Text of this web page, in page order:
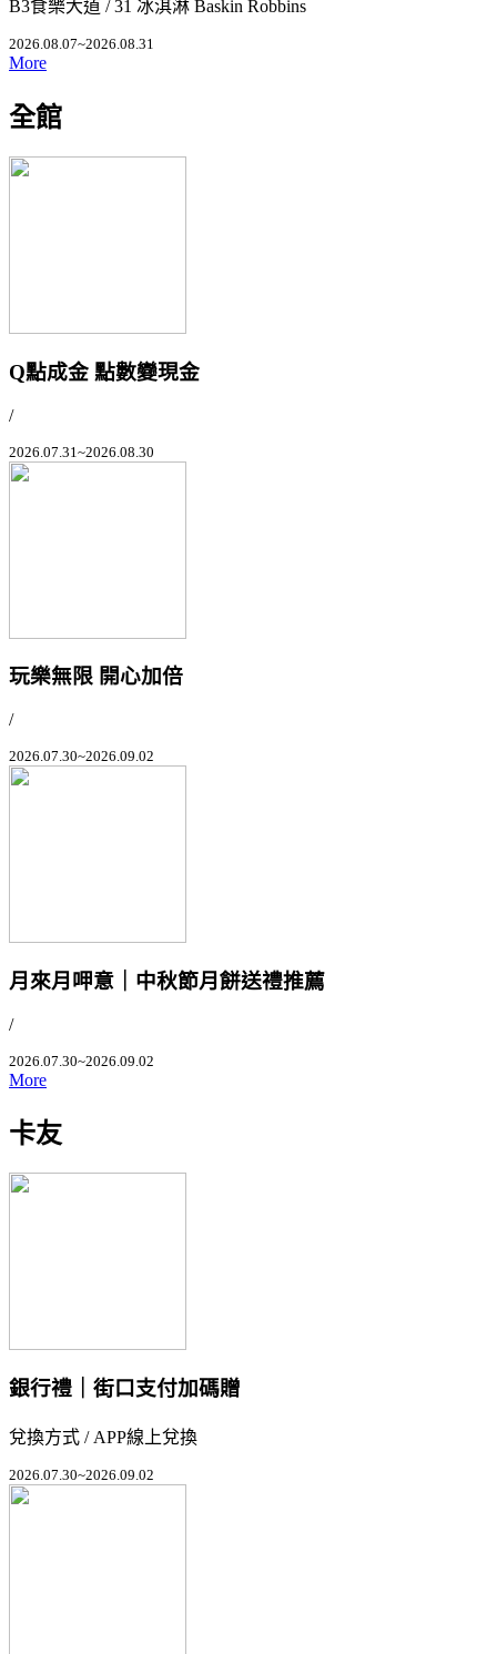
B3食樂大道 / 31 冰淇淋 Baskin Robbins
2026.08.07~2026.08.31
More
全館
Q點成金 點數變現金
/
2026.07.31~2026.08.30
玩樂無限 開心加倍
/
2026.07.30~2026.09.02
月來月呷意｜中秋節月餅送禮推薦
/
2026.07.30~2026.09.02
More
卡友
銀行禮｜街口支付加碼贈
兌換方式 / APP線上兌換
2026.07.30~2026.09.02